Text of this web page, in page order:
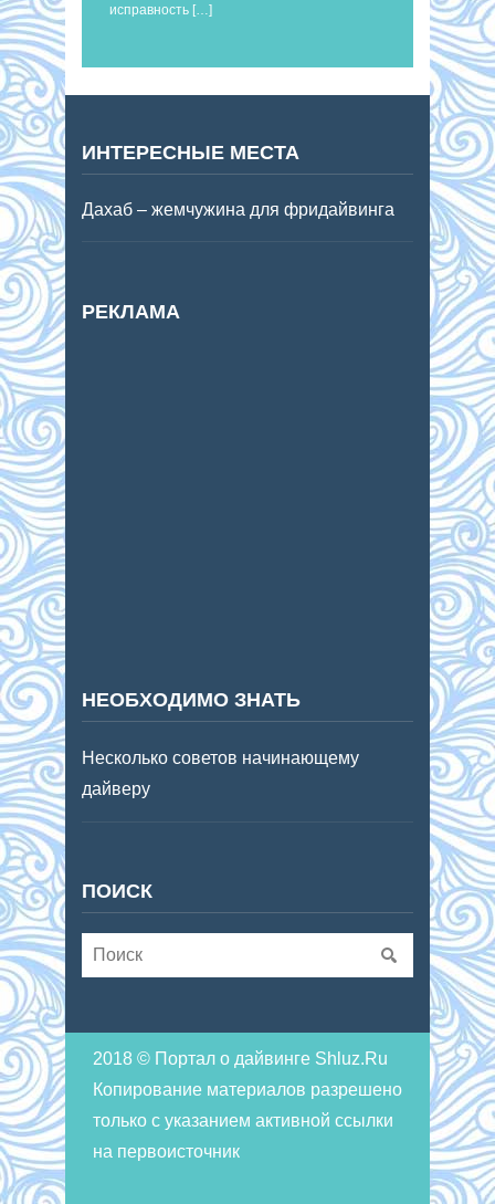
исправность […]
ИНТЕРЕСНЫЕ МЕСТА
Дахаб – жемчужина для фридайвинга
РЕКЛАМА
НЕОБХОДИМО ЗНАТЬ
Несколько советов начинающему
дайверу
ПОИСК
2018 © Портал о дайвинге Shluz.Ru
Копирование материалов разрешено
только с указанием активной ссылки
на первоисточник